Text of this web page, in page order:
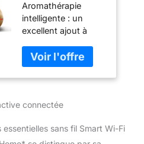
intelligent WiFi –
Diffuseurs
d'huiles
essentielles
d'aromathérapie
avec contrôle
par application
vocale –
avec Alexa et
Aromathérapie
intelligente : un
excellent ajout à
intelligente qui est
alimentée
intelligemment et
Utilisez-le comme
ou téléchargez
connectée
essentielles sans fil Smart Wi-Fi